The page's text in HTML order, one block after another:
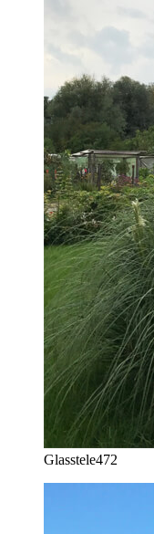
Glasstele472